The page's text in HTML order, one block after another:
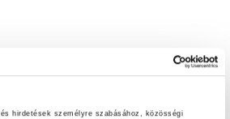
hirdetések személyre szabásához, közösségi